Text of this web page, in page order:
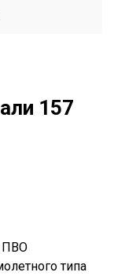
157
ПВО
типа